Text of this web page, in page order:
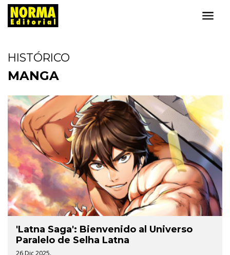
HISTÓRICO
MANGA
'Latna Saga': Bienvenido al Universo
Paralelo de Selha Latna